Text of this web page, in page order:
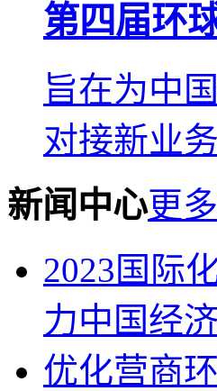
第四届环
旨在为中
对接新业
新闻中心更
2023国际
力中国经
优化营商